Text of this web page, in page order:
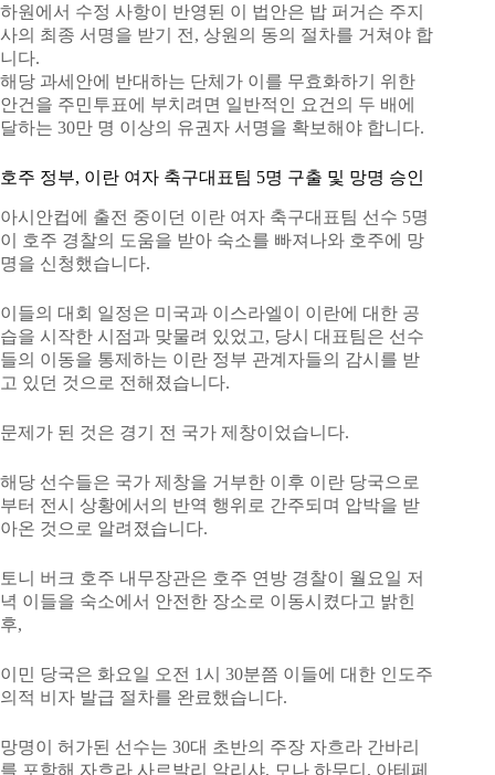
하원에서 수정 사항이 반영된 이 법안은 밥 퍼거슨 주지
사의 최종 서명을 받기 전, 상원의 동의 절차를 거쳐야 합
니다.
해당 과세안에 반대하는 단체가 이를 무효화하기 위한
안건을 주민투표에 부치려면 일반적인 요건의 두 배에
달하는 30만 명 이상의 유권자 서명을 확보해야 합니다.
호주 정부, 이란 여자 축구대표팀 5명 구출 및 망명 승인
아시안컵에 출전 중이던 이란 여자 축구대표팀 선수 5명
이 호주 경찰의 도움을 받아 숙소를 빠져나와 호주에 망
명을 신청했습니다.
이들의 대회 일정은 미국과 이스라엘이 이란에 대한 공
습을 시작한 시점과 맞물려 있었고, 당시 대표팀은 선수
들의 이동을 통제하는 이란 정부 관계자들의 감시를 받
고 있던 것으로 전해졌습니다.
문제가 된 것은 경기 전 국가 제창이었습니다.
해당 선수들은 국가 제창을 거부한 이후 이란 당국으로
부터 전시 상황에서의 반역 행위로 간주되며 압박을 받
아온 것으로 알려졌습니다.
토니 버크 호주 내무장관은 호주 연방 경찰이 월요일 저
녁 이들을 숙소에서 안전한 장소로 이동시켰다고 밝힌
후,
이민 당국은 화요일 오전 1시 30분쯤 이들에 대한 인도주
의적 비자 발급 절차를 완료했습니다.
망명이 허가된 선수는 30대 초반의 주장 자흐라 간바리
를 포함해 자흐라 사르발리 알리샤, 모나 하무디, 아테페